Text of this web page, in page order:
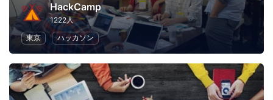
HackCamp
1222人
東京
ハッカソン